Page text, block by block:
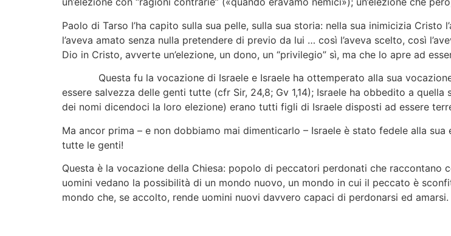
Paolo di Tarso l’ha capito sulla sua pelle, sulla sua storia: nella sua inimicizia
l’aveva amato senza nulla pretendere di previo da lui … così l’aveva scelto, così
Dio in Cristo, avverte un’elezione, un dono, un “privilegio” sì, ma che lo apre ad
Questa fu la vocazione di Israele e Israele ha ottemperato alla sua vocazione
essere salvezza delle genti tutte (cfr Sir, 24,8; Gv 1,14); Israele ha obbedito a
dei nomi dicendoci la loro elezione) erano tutti figli di Israele disposti ad essere
Ma ancor prima – e non dobbiamo mai dimenticarlo – Israele è stato fedele alla
tutte le genti!
Questa è la vocazione della Chiesa: popolo di peccatori perdonati che
uomini vedano la possibilità di un mondo nuovo, un mondo in cui il peccato è
mondo che, se accolto, rende uomini nuovi davvero capaci di perdonarsi ed amarsi.